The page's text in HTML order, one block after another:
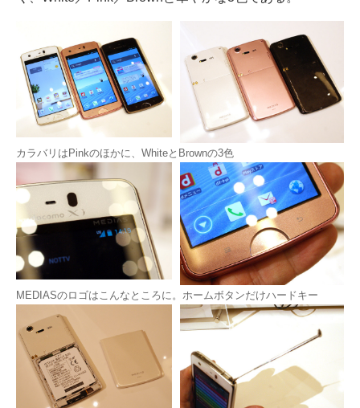
カラバリはPinkのほかに、WhiteとBrownの3色
MEDIASのロゴはこんなところに。ホームボタンだけハードキー